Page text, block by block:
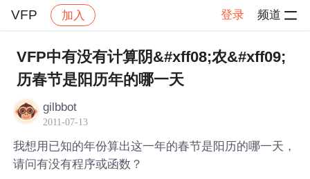
VFP 加入 登录 频道
社区 VFP 帖子详情
VFP中有没有计算阴&#xff08;农&#xff09;
历春节是阳历年的哪一天
gilbbot
2011-07-13
我想用已知的年份算出这一年的春节是阳历的哪一天，
请问有没有程序或函数？